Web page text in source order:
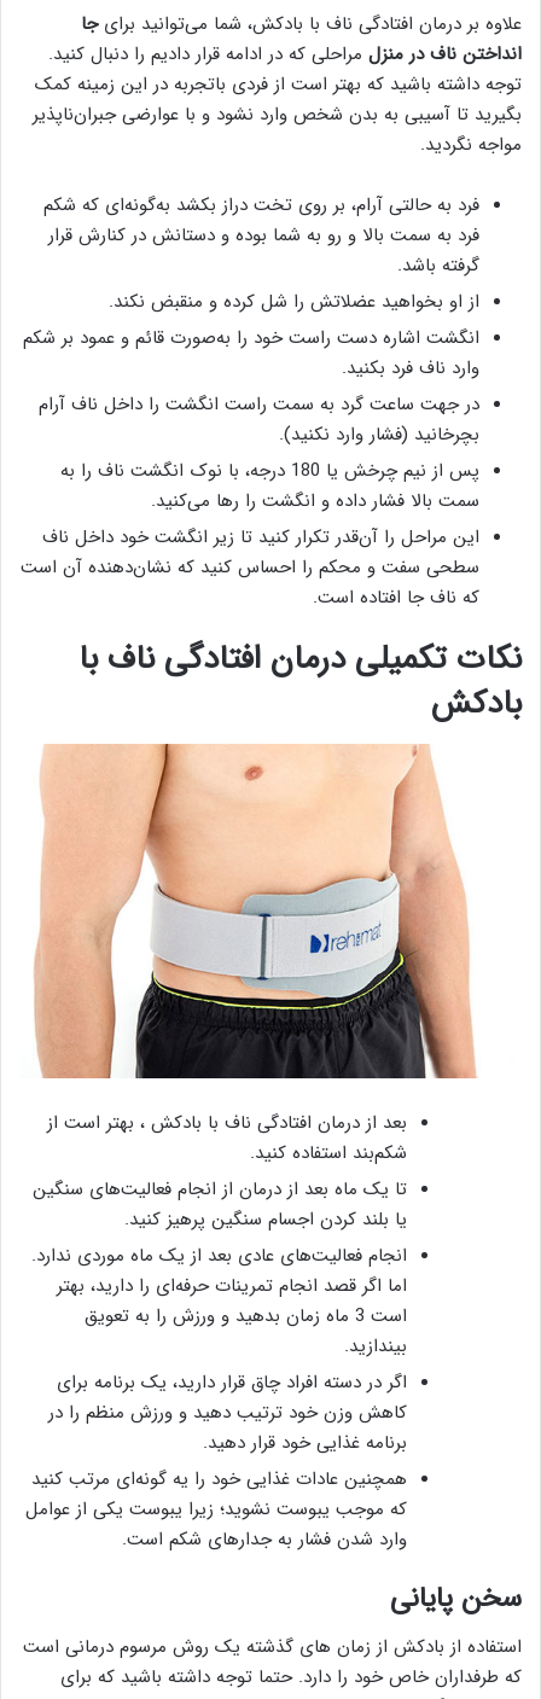
علاوه بر درمان افتادگی ناف با بادکش، شما می‌توانید برایجا
انداختن ناف در منزل مراحلی که در ادامه قرار دادیم را دنبال کنید.
توجه داشته باشید که بهتر است از فردی باتجربه در این زمینه کمک
بگیرید تا آسیبی به بدن شخص وارد نشود و با عوارضی جبران‌ناپذیر
مواجه نگردید.
فرد به حالتی آرام، بر روی تخت دراز بکشد به‌گونه‌ای که شکم
فرد به سمت بالا و رو به شما بوده و دستانش در کنارش قرار
گرفته باشد.
از او بخواهید عضلاتش را شل کرده و منقبض نکند.
انگشت اشاره دست راست خود را به‌صورت قائم و عمود بر شکم
وارد ناف فرد بکنید.
در جهت ساعت گرد به سمت راست انگشت را داخل ناف آرام
بچرخانید (فشار وارد نکنید).
پس از نیم چرخش یا 180 درجه، با نوک انگشت ناف را به
سمت بالا فشار داده و انگشت را رها می‌کنید.
این مراحل را آن‌قدر تکرار کنید تا زیر انگشت خود داخل ناف
سطحی سفت و محکم را احساس کنید که نشان‌دهنده آن است
که ناف جا افتاده است.
نکات تکمیلی درمان افتادگی ناف با
بادکش
بعد از درمان افتادگی ناف با بادکش ، بهتر است از
شکم‌بند استفاده کنید.
تا یک ماه بعد از درمان از انجام فعالیت‌های سنگین
یا بلند کردن اجسام سنگین پرهیز کنید.
انجام فعالیت‌های عادی بعد از یک ماه موردی ندارد.
اما اگر قصد انجام تمرینات حرفه‌ای را دارید، بهتر
است 3 ماه زمان بدهید و ورزش را به تعویق
بیندازید.
اگر در دسته افراد چاق قرار دارید، یک برنامه برای
کاهش وزن خود ترتیب دهید و ورزش منظم را در
برنامه غذایی خود قرار دهید.
همچنین عادات غذایی خود را یه گونه‌ای مرتب کنید
که موجب یبوست نشوید؛ زیرا یبوست یکی از عوامل
وارد شدن فشار به جدار‌های شکم است.
سخن پایانی
استفاده از بادکش از زمان های گذشته یک روش مرسوم درمانی است
که طرفداران خاص خود را دارد. حتما توجه داشته باشید که برای